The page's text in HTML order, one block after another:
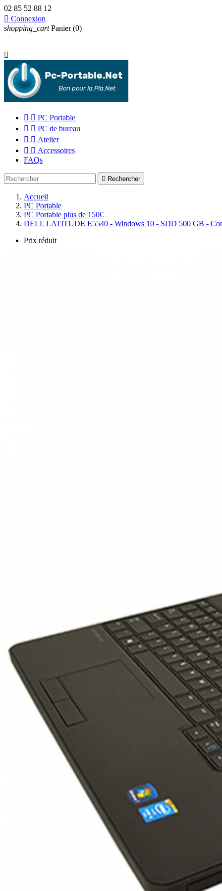
02 85 52 88 12
 Connexion
shopping_cart Panier (0)

  PC Portable
  PC de bureau
  Atelier
  Accessoires
FAQs
 Rechercher
Accueil
PC Portable
PC Portable plus de 150€
DELL LATITUDE E5540 - Windows 10 - SDD 500 GB -
Prix réduit